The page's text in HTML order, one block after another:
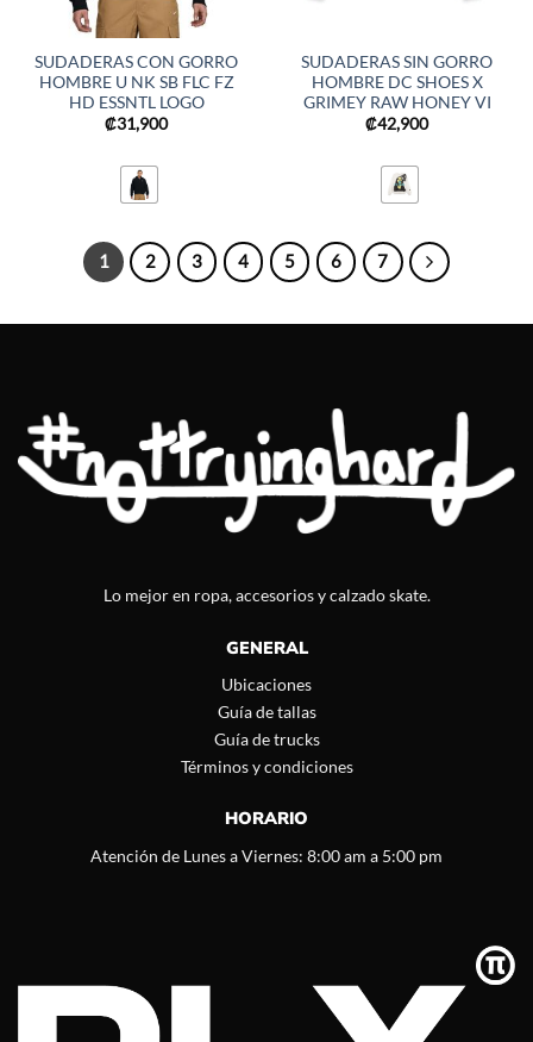
SUDADERAS CON GORRO
HOMBRE U NK SB FLC FZ
HD ESSNTL LOGO
₡31,900
SUDADERAS SIN GORRO
HOMBRE DC SHOES X
GRIMEY RAW HONEY VI
₡42,900
1 2 3 4 5 6 7
Lo mejor en ropa, accesorios y calzado skate.
GENERAL
Ubicaciones
Guía de tallas
Guía de trucks
Términos y condiciones
HORARIO
Atención de Lunes a Viernes: 8:00 am a 5:00 pm